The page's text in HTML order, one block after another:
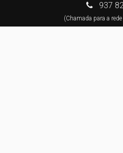
937
(Chamada para a